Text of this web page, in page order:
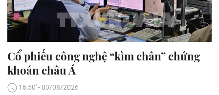
Cổ phiếu công nghệ “kìm chân” chứng
khoán châu Á
16:50' - 03/08/2026